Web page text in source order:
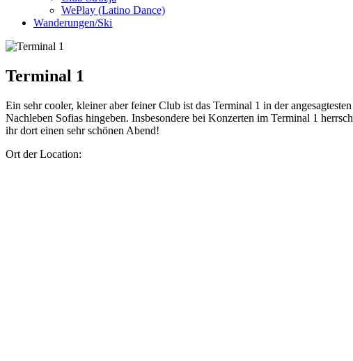
WePlay (Latino Dance)
Wanderungen/Ski
Terminal 1
Ein sehr cooler, kleiner aber feiner Club ist das Terminal 1 in der
Nachleben Sofias hingeben. Insbesondere bei Konzerten im Terminal 1
ihr dort einen sehr schönen Abend!
Ort der Location: